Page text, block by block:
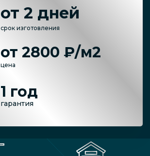
от 2 дней
срок изготовления
от 2800 ₽/м2
цена
1 год
гарантия